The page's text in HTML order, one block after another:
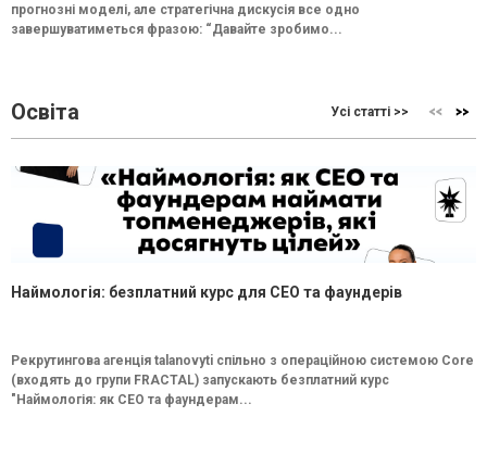
прогнозні моделі, але стратегічна дискусія все одно
завершуватиметься фразою: “Давайте зробимо...
Освіта Усі статті >>
Наймологія: безплатний курс для CEO та фаундерів
Рекрутингова агенція talanovyti спільно з операційною системою Core
(входять до групи FRACTAL) запускають безплатний курс
"Наймологія: як СEO та фаундерам...